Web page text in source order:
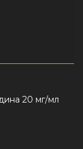
20 мг/мл